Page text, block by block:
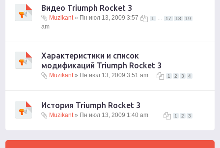
Видео Triumph Rocket 3
1 17 18 19
Muzikant» Пн июл 13, 2009 3:57
am
Характеристики и список
модификаций Triumph Rocket 3
1 2 3 4
Muzikant» Пн июл 13, 2009 3:51 am
История Triumph Rocket 3
1 2 3
Muzikant» Пн июл 13, 2009 1:40 am